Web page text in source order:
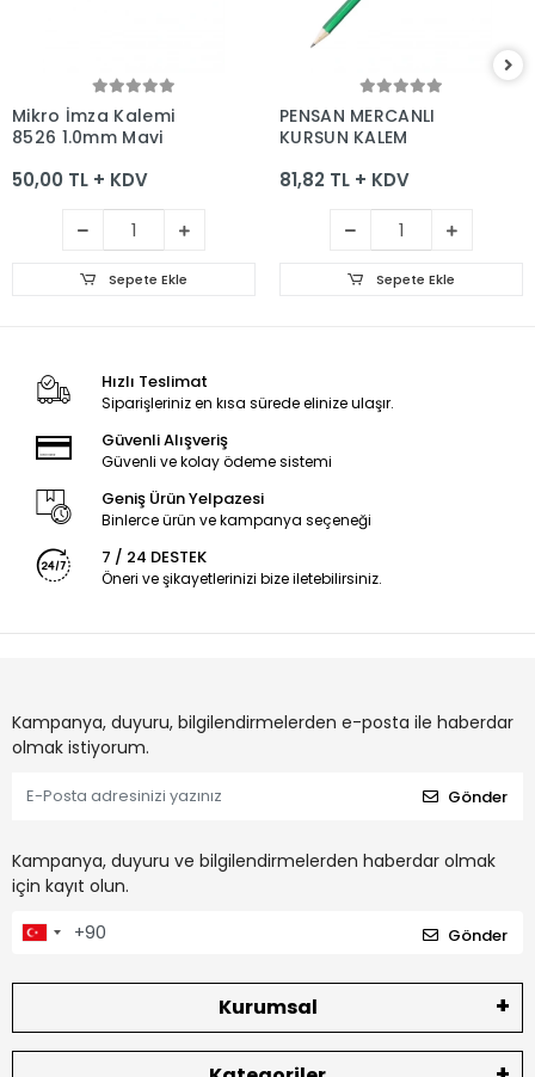
Mikro İmza Kalemi
8526 1.0mm Mavi
50,00 TL + KDV
Sepete Ekle
PENSAN MERCANLI
KURŞUN KALEM
81,82 TL + KDV
Sepete Ekle
Hızlı Teslimat
Siparişleriniz en kısa sürede elinize ulaşır.
Güvenli Alışveriş
Güvenli ve kolay ödeme sistemi
Geniş Ürün Yelpazesi
Binlerce ürün ve kampanya seçeneği
7 / 24 DESTEK
Öneri ve şikayetlerinizi bize iletebilirsiniz.
Kampanya, duyuru, bilgilendirmelerden e-posta ile haberdar
olmak istiyorum.
Gönder
Kampanya, duyuru ve bilgilendirmelerden haberdar olmak
için kayıt olun.
Gönder
Kurumsal